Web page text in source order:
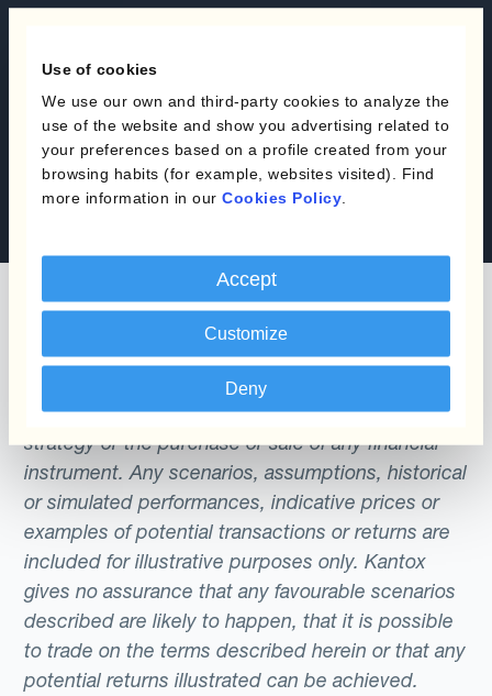
Use of cookies
We use our own and third-party cookies to analyze the
use of the website and show you advertising related to
your preferences based on a profile created from your
browsing habits (for example, websites visited). Find
more information in our Cookies Policy
Accept
Customize
Deny
las Divisas
Solicita una demo
Contáctanos
The content of this website does not constitute
an offer or a solicitation to engage in any trading
strategy or the purchase or sale of any financial
instrument. Any scenarios, assumptions, historical
or simulated performances, indicative prices or
examples of potential transactions or returns are
included for illustrative purposes only. Kantox
gives no assurance that any favourable scenarios
described are likely to happen, that it is possible
to trade on the terms described herein or that any
potential returns illustrated can be achieved.